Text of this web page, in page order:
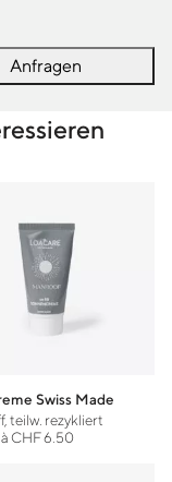
Anfragen
Swiss Made
teilw. rezykliert
CHF 6.50